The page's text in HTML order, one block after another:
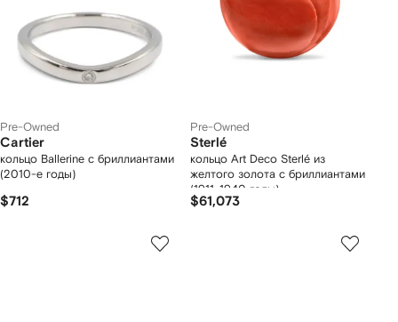
Pre-Owned
Cartier
кольцо Ballerine с бриллиантами
(2010-е годы)
$712
Pre-Owned
Sterlé
кольцо Art Deco Sterlé из
желтого золота с бриллиантами
(1911-1940 годы)
$61,073